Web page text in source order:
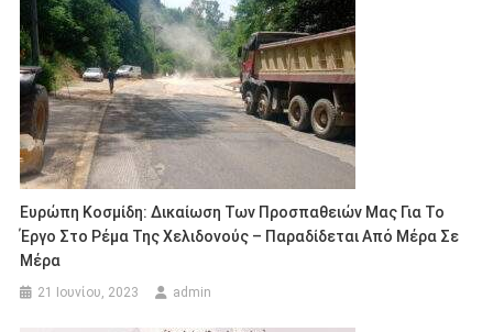
Ευρώπη Κοσμίδη: Δικαίωση Των Προσπαθειών Μας Για Το
Έργο Στο Ρέμα Της Χελιδονούς – Παραδίδεται Από Μέρα Σε
Μέρα
21 Ιουνίου, 2023 admin